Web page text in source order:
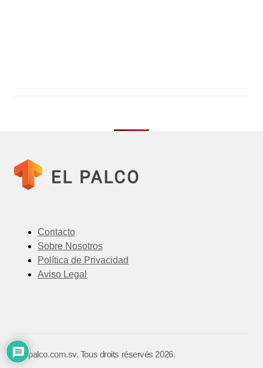
Contacto
Sobre Nosotros
Política de Privacidad
Aviso Legal
©️ elpalco.com.sv. Tous droits réservés 2026.